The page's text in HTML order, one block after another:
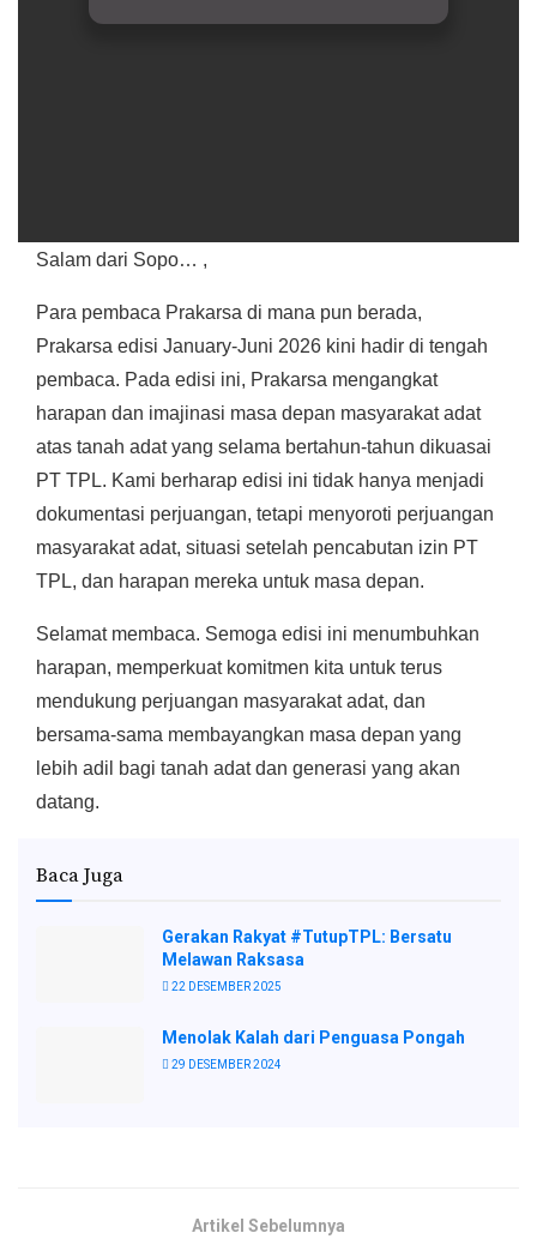
Salam dari Sopo… ,
Para pembaca Prakarsa di mana pun berada,
Prakarsa edisi January-Juni 2026 kini hadir di tengah
pembaca. Pada edisi ini, Prakarsa mengangkat
harapan dan imajinasi masa depan masyarakat adat
atas tanah adat yang selama bertahun-tahun dikuasai
PT TPL. Kami berharap edisi ini tidak hanya menjadi
dokumentasi perjuangan, tetapi menyoroti perjuangan
masyarakat adat, situasi setelah pencabutan izin PT
TPL, dan harapan mereka untuk masa depan.
Selamat membaca. Semoga edisi ini menumbuhkan
harapan, memperkuat komitmen kita untuk terus
mendukung perjuangan masyarakat adat, dan
bersama-sama membayangkan masa depan yang
lebih adil bagi tanah adat dan generasi yang akan
datang.
Baca Juga
Gerakan Rakyat #TutupTPL: Bersatu
Melawan Raksasa
22 DESEMBER 2025
Menolak Kalah dari Penguasa Pongah
29 DESEMBER 2024
Artikel Sebelumnya